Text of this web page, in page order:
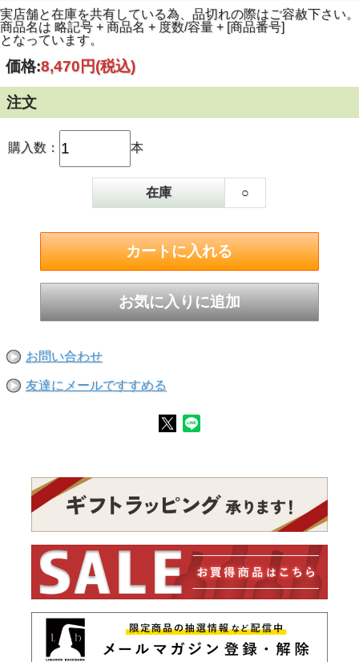
最初にサウナで夢見たイメージから大きく発展したウイスキ
ー。オロロソシェリー、ニューアメリカンオーク、ex バー
ボンバレルの3 つの樽を使用。メロウだけどスパイシー。限
テイスティングノート
香りはナッツ、ドライフルーツとキャラメル。味は甘いライ
実店舗と在庫を共有している為、品切れの際はご容赦下さい。
商品名は 略記号 + 商品名 + 度数/容量 + [商品番号]
となっています。
価格:8,470円(税込)
注文
購入数： 本
在庫 ○
お問い合わせ
友達にメールですすめる